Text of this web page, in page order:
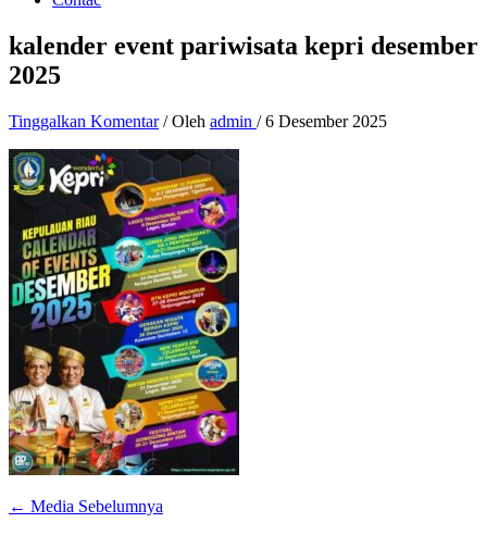
kalender event pariwisata kepri desember
2025
Tinggalkan Komentar / Oleh admin /6 Desember 2025
← Media Sebelumnya